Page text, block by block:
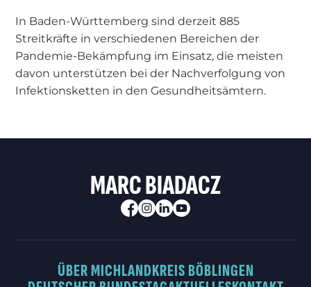
In Baden-Württemberg sind derzeit 885
Streitkräfte in verschiedenen Bereichen der
Pandemie-Bekämpfung im Einsatz, die meisten
davon unterstützen bei der Nachverfolgung von
Infektionsketten in den Gesundheitsämtern.
MARC BIADACZ
ÜBER MICHLANDKREIS BÖBLINGEN